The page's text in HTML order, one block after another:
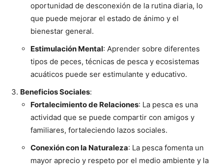
oportunidad de desconexión de la rutina diaria, lo
que puede mejorar el estado de ánimo y el
bienestar general.
Estimulación Mental: Aprender sobre diferentes
tipos de peces, técnicas de pesca y ecosistemas
acuáticos puede ser estimulante y educativo.
Beneficios Sociales:
Fortalecimiento de Relaciones: La pesca es una
actividad que se puede compartir con amigos y
familiares, fortaleciendo lazos sociales.
Conexión con la Naturaleza: La pesca fomenta un
mayor aprecio y respeto por el medio ambiente y la